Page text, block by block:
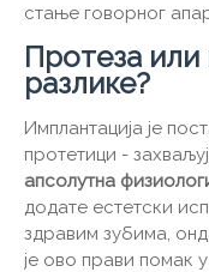
стање говорног
Протеза или
разлике?
Имплантација је
протетици -
апсолутна
додате естетски
здравим зубима,
је ово прави помак